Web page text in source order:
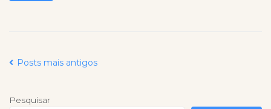
Posts mais antigos
Pesquisar